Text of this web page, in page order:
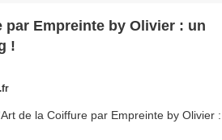
par Empreinte by Olivier : un
!